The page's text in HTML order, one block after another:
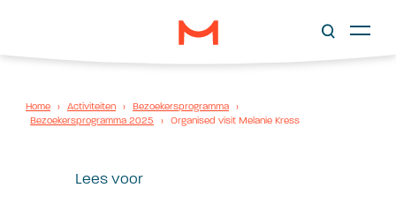
Home › Activiteiten › Bezoekersprogramma
›
Bezoekersprogramma 2025
› Organised visit Melanie Kress
Lees voor